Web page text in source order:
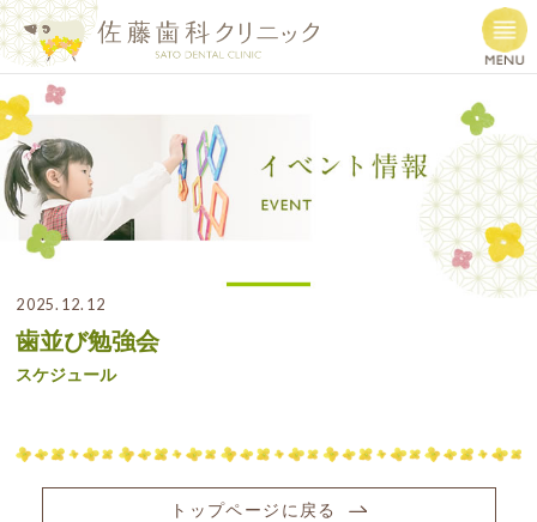
2025.12.12
歯並び勉強会
スケジュール
トップページに戻る